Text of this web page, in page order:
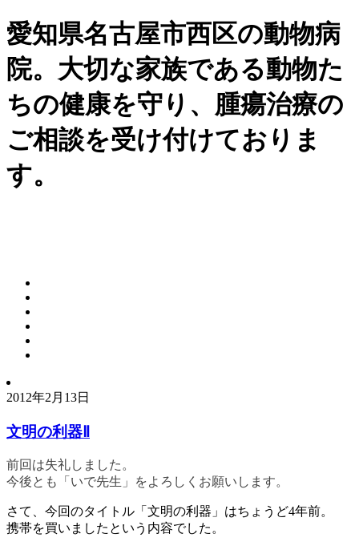
愛知県名古屋市西区の動物病
院。大切な家族である動物た
ちの健康を守り、腫瘍治療の
ご相談を受け付けておりま
す。
2012年2月13日
文明の利器Ⅱ
前回は失礼しました。
今後とも「いで先生」をよろしくお願いします。
さて、今回のタイトル「文明の利器」はちょうど4年前。
携帯を買いましたという内容でした。